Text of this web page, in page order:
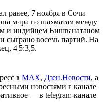
ранее, 7 ноября в Сочи
мира по шахматам между
и индийцем Вишванатаном
сыграно восемь партий. На
4,5:3,5.
в МАХ, Дзен.Новости, а
новостями в канале
— в telegram-канале